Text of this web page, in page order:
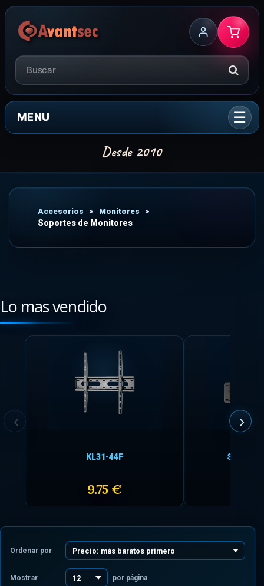
MENU
Accesorios > Monitores
>
Soportes de Monitores
Lo mas vendido
KL31-44F
9.75 €
SF-
Ordenar por
Mostrar por página